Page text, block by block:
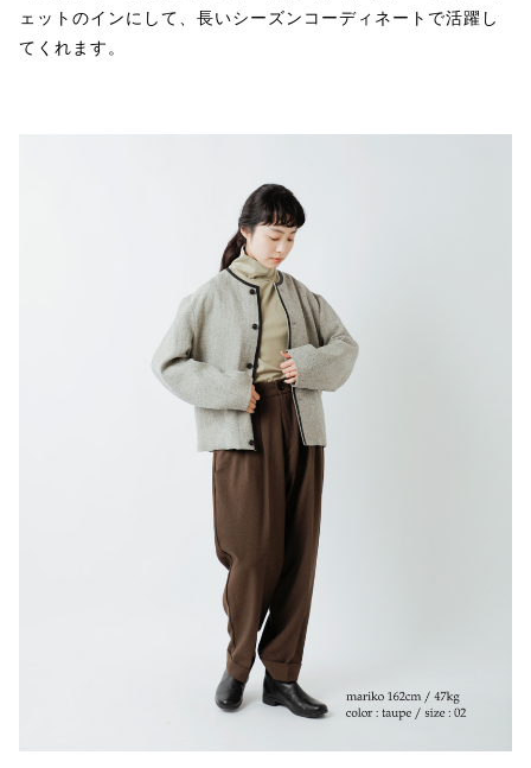
ェットのインにして、長いシーズンコーディネートで活躍し
てくれます。